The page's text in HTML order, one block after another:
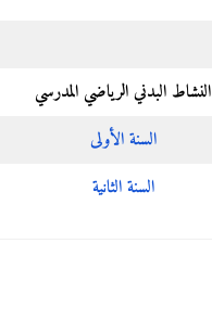
النشاط البدني الرياضي المدرسي
السنة الأولى
السنة الثانية